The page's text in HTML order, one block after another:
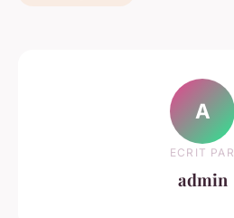
A
ECRIT PAR
admin